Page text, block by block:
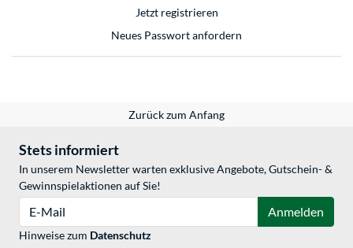
Jetzt registrieren
Neues Passwort anfordern
Zurück zum Anfang
Stets informiert
In unserem Newsletter warten exklusive Angebote, Gutschein- &
Gewinnspielaktionen auf Sie!
Anmelden
Hinweise zum Datenschutz